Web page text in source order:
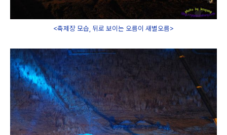
<축제장 모습, 뒤로 보이는 오름이 새별오름>